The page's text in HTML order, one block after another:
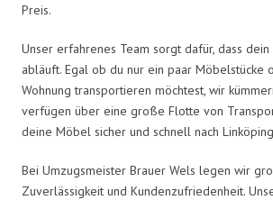
Preis.
Unser erfahrenes Team sorgt dafür, dass
abläuft. Egal ob du nur ein paar Möbelstücke
Wohnung transportieren möchtest, wir
verfügen über eine große Flotte von
deine Möbel sicher und schnell nach
Bei Umzugsmeister Brauer Wels legen wir
Zuverlässigkeit und Kundenzufriedenheit.